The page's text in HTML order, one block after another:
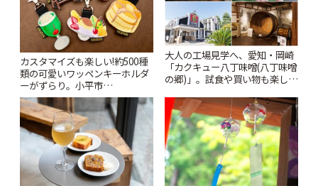
カスタマイズも楽しい!約500種
類の可愛いワッペンキーホルダ
ーがずらり。小平市
「Kimamaya T&K」 | ことりっ
ぷ
大人の工場見学へ、愛知・岡崎
「カクキュー八丁味噌(八丁味噌
の郷)」。試食や買い物も楽しみ